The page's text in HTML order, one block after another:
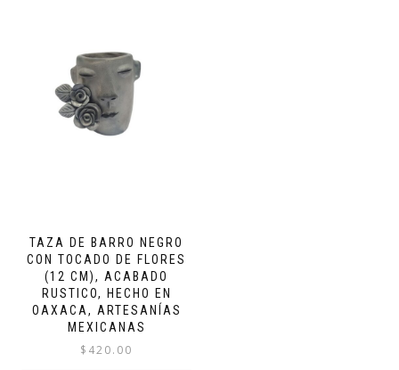
TAZA DE BARRO NEGRO
CON TOCADO DE FLORES
(12 CM), ACABADO
RUSTICO, HECHO EN
OAXACA, ARTESANÍAS
MEXICANAS
$ 420.00